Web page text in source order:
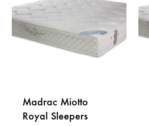
LISTU
ŽELJA
Madrac Miotto
Royal Sleepers